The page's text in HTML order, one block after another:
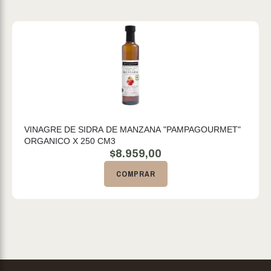
VINAGRE DE SIDRA DE MANZANA "PAMPAGOURMET"
ORGANICO X 250 CM3
$8.959,00
COMPRAR